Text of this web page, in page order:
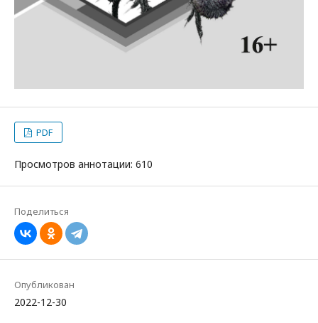
PDF
Просмотров аннотации: 610
Поделиться
Опубликован
2022-12-30